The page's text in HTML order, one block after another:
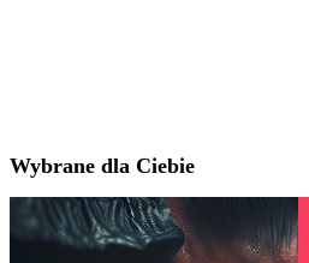
Wybrane dla Ciebie